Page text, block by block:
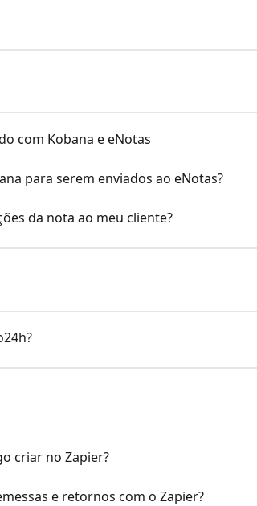
com Kobana e eNotas
para serem enviados ao eNotas?
da nota ao meu cliente?
criar no Zapier?
e retornos com o Zapier?